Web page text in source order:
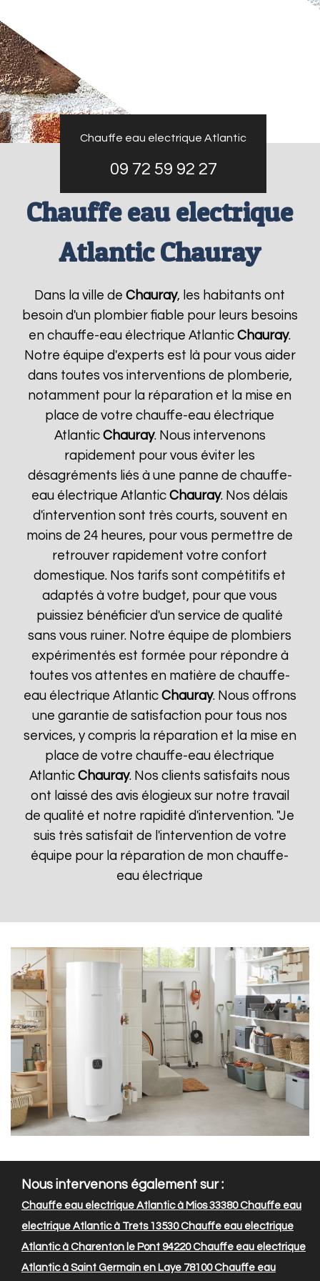
Chauffe eau electrique Atlantic
09 72 59 92 27
Chauffe eau electrique
Atlantic Chauray
Dans la ville deChauray, les habitants ont
besoin d'un plombier fiable pour leurs besoins
en chauffe-eau électrique AtlanticChauray.
Notre équipe d'experts est là pour vous aider
dans toutes vos interventions de plomberie,
notamment pour la réparation et la mise en
place de votre chauffe-eau électrique
Atlantic Chauray. Nous intervenons
rapidement pour vous éviter les
désagréments liés à une panne de chauffe-
eau électrique AtlanticChauray. Nos délais
d'intervention sont très courts, souvent en
moins de 24 heures, pour vous permettre de
retrouver rapidement votre confort
domestique. Nos tarifs sont compétitifs et
adaptés à votre budget, pour que vous
puissiez bénéficier d'un service de qualité
sans vous ruiner. Notre équipe de plombiers
expérimentés est formée pour répondre à
toutes vos attentes en matière de chauffe-
eau électrique Atlantic Chauray. Nous offrons
une garantie de satisfaction pour tous nos
services, y compris la réparation et la mise en
place de votre chauffe-eau électrique
AtlanticChauray. Nos clients satisfaits nous
ont laissé des avis élogieux sur notre travail
de qualité et notre rapidité d'intervention. "Je
suis très satisfait de l'intervention de votre
équipe pour la réparation de mon chauffe-
eau électrique
Nous intervenons également sur :
Chauffe eau electrique Atlantic à Mios 33380Chauffe eau
electrique Atlantic à Trets 13530Chauffe eau electrique
Atlantic à Charenton le Pont 94220Chauffe eau electrique
Atlantic à Saint Germain en Laye 78100Chauffe eau